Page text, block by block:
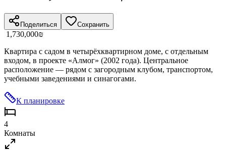
Поделиться Сохранить
‏1,730,000 ‏₪
Квартирa с садом в четырёхквартирном доме, с отдельным
входом, в проекте «Алмог» (2002 года). Центральное
расположение — рядом с загородным клубом, транспортом,
учебными заведениями и синагогами.
К планировке
4
Комнаты